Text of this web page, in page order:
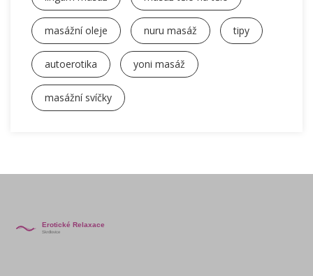
masážní oleje nuru masáž tipy
autoerotika yoni masáž
masážní svíčky